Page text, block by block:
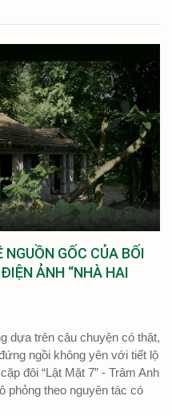
NGUỒN GỐC CỦA BỐI
ẢNH “NHÀ HAI
dựa trên câu chuyện có thật,
ngồi không yên với tiết lộ
đôi “Lật Mặt 7” - Trâm Anh
phỏng theo nguyên tác có